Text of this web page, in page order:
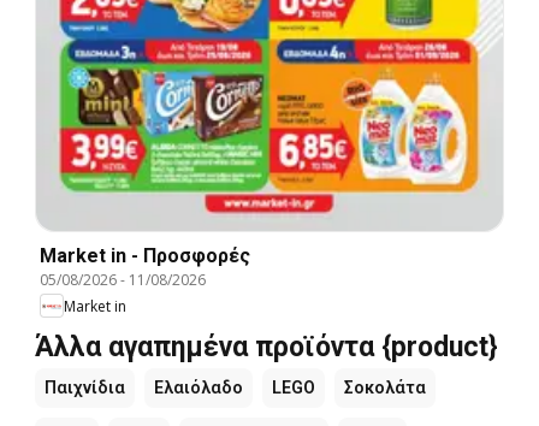
Market in - Προσφορές
05/08/2026- 11/08/2026
Market in
Άλλα αγαπημένα προϊόντα {product}
Παιχνίδια Ελαιόλαδο LEGO Σοκολάτα